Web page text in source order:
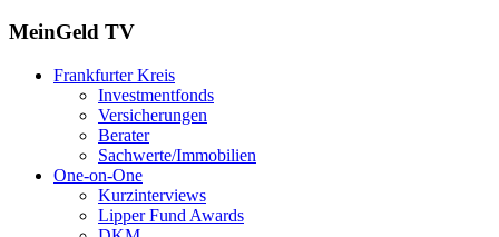
MeinGeld TV
Frankfurter Kreis
Investmentfonds
Versicherungen
Berater
Sachwerte/Immobilien
One-on-One
Kurzinterviews
Lipper Fund Awards